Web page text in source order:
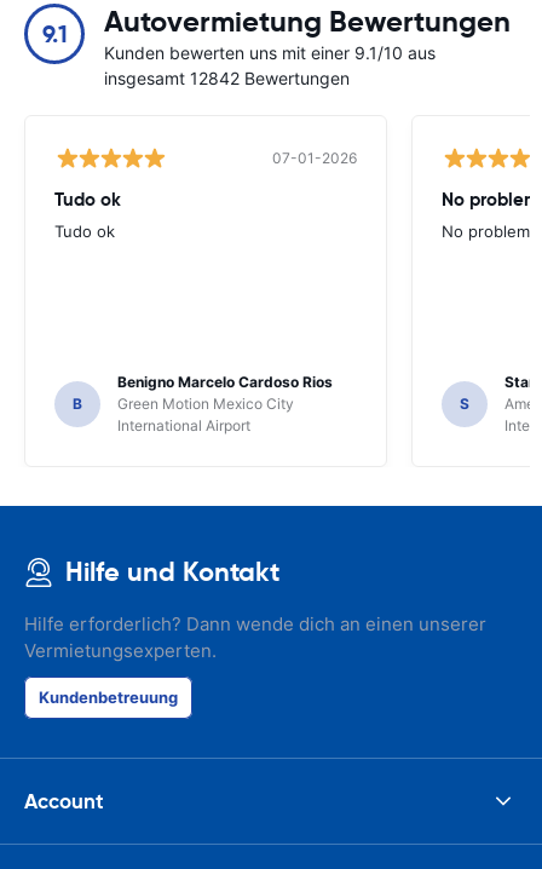
9.1 Autovermietung Bewertungen
Kunden bewerten uns mit einer 9.1/10 aus
insgesamt 12842 Bewertungen
07-01-2026
Tudo ok
Tudo ok
B
Benigno Marcelo Cardoso Rios
Green Motion Mexico City
International Airport
No
No
S
Hilfe und Kontakt
Hilfe erforderlich? Dann wende dich an einen unserer
Vermietungsexperten.
Kundenbetreuung
Account